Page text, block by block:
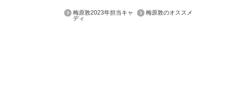
梅原敦2023年担当キャ
ディ
梅原敦のオススメ